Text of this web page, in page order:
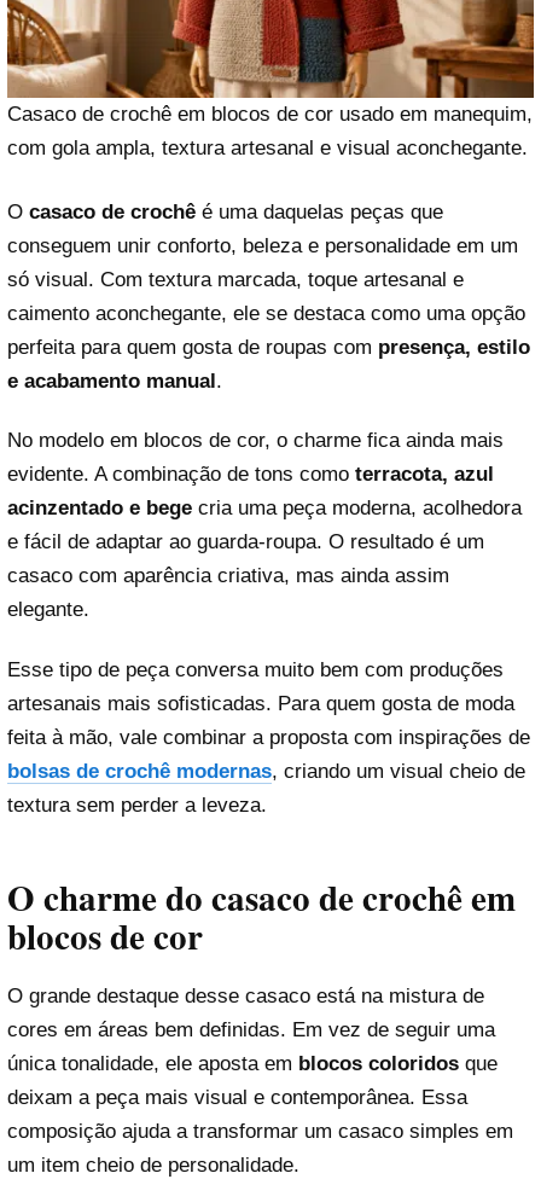
Casaco de crochê em blocos de cor usado em manequim,
com gola ampla, textura artesanal e visual aconchegante.
O casaco de crochê é uma daquelas peças que
conseguem unir conforto, beleza e personalidade em um
só visual. Com textura marcada, toque artesanal e
caimento aconchegante, ele se destaca como uma opção
perfeita para quem gosta de roupas com presença, estilo
e acabamento manual.
No modelo em blocos de cor, o charme fica ainda mais
evidente. A combinação de tons como terracota, azul
acinzentado e bege cria uma peça moderna, acolhedora
e fácil de adaptar ao guarda-roupa. O resultado é um
casaco com aparência criativa, mas ainda assim
elegante.
Esse tipo de peça conversa muito bem com produções
artesanais mais sofisticadas. Para quem gosta de moda
feita à mão, vale combinar a proposta com inspirações de
bolsas de crochê modernas, criando um visual cheio de
textura sem perder a leveza.
O charme do casaco de crochê em
blocos de cor
O grande destaque desse casaco está na mistura de
cores em áreas bem definidas. Em vez de seguir uma
única tonalidade, ele aposta em blocos coloridos que
deixam a peça mais visual e contemporânea. Essa
composição ajuda a transformar um casaco simples em
um item cheio de personalidade.